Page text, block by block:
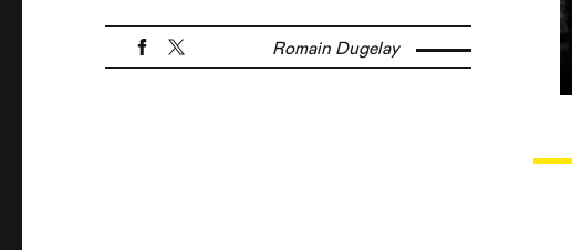
Romain Dugelay